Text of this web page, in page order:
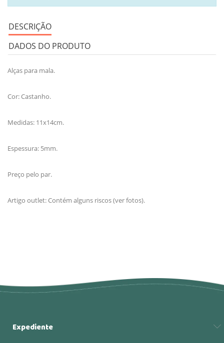
DESCRIÇÃO
DADOS DO PRODUTO
Alças para mala.
Cor: Castanho.
Medidas: 11x14cm.
Espessura: 5mm.
Preço pelo par.
Artigo outlet: Contém alguns riscos (ver fotos).
Expediente